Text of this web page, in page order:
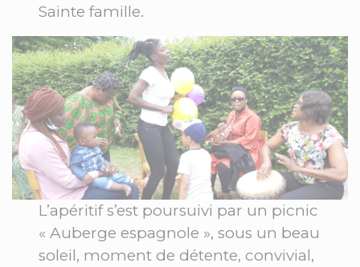
Sainte famille.
L’apéritif s’est poursuivi par un picnic
« Auberge espagnole », sous un beau
soleil, moment de détente, convivial,